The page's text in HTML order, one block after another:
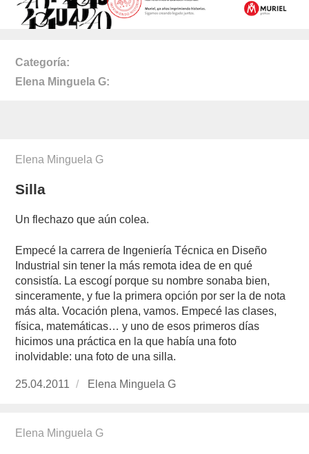
Categoría
Elena Minguela G
Elena Minguela G
Silla
Un flechazo que aún colea.
Empecé la carrera de Ingeniería Técnica en Diseño
Industrial sin tener la más remota idea de en qué
consistía. La escogí porque su nombre sonaba bien,
sinceramente, y fue la primera opción por ser la de nota
más alta. Vocación plena, vamos. Empecé las clases,
física, matemáticas… y uno de esos primeros días
hicimos una práctica en la que había una foto
inolvidable: una foto de una silla.
Publicado
25.04.2011 https://www.experimenta.es/author/
Elena Minguela G
Elena Minguela G